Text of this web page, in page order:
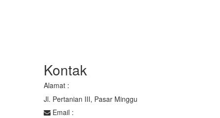
Kontak
Alamat :
Jl. Pertanian III, Pasar Minggu
Email :